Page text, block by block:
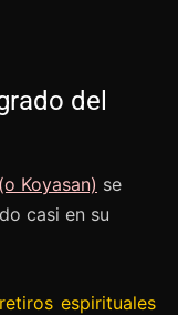
del
(o Koyasan) se
casi en su
espirituales